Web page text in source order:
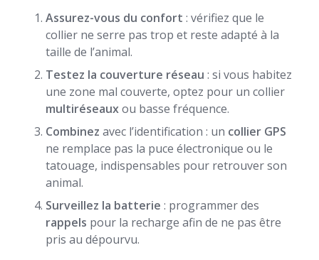
Assurez-vous du confort : vérifiez que le
collier ne serre pas trop et reste adapté à la
taille de l’animal.
Testez la couverture réseau : si vous habitez
une zone mal couverte, optez pour un collier
multiréseauxou basse fréquence.
Combinez avec l’identification : un collier GPS
ne remplace pas la puce électronique ou le
tatouage, indispensables pour retrouver son
animal.
Surveillez la batterie : programmer des
rappels pour la recharge afin de ne pas être
pris au dépourvu.